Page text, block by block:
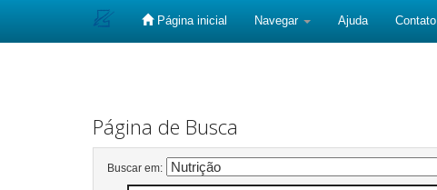
Página inicial Navegar Ajuda Contato
Página de Busca
Buscar em: